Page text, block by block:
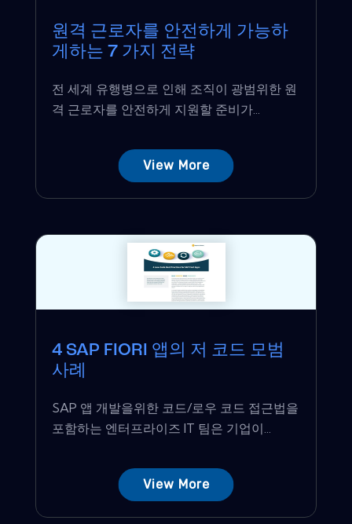
원격 근로자를 안전하게 가능하
게하는 7 가지 전략
전 세계 유행병으로 인해 조직이 광범위한 원
격 근로자를 안전하게 지원할 준비가...
View More
4 SAP FIORI 앱의 저 코드 모범
사례
SAP 앱 개발을위한 코드/로우 코드 접근법을
포함하는 엔터프라이즈 IT 팀은 기업이...
View More